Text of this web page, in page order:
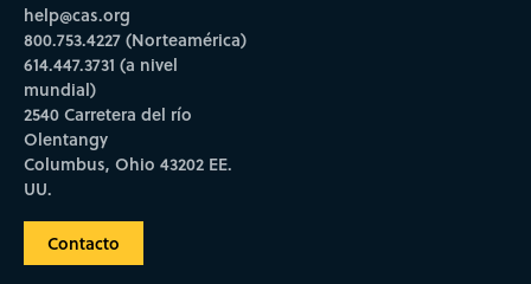
help@cas.org
800.753.4227 (Norteamérica)
614.447.3731 (a nivel
mundial)
2540 Carretera del río
Olentangy
Columbus, Ohio 43202 EE.
UU.
Contacto